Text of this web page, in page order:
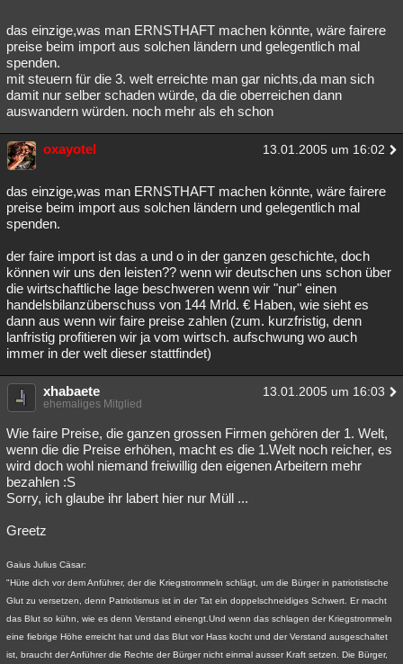
das einzige,was man ERNSTHAFT machen könnte, wäre fairere
preise beim import aus solchen ländern und gelegentlich mal
spenden.
mit steuern für die 3. welt erreichte man gar nichts,da man sich
damit nur selber schaden würde, da die oberreichen dann
auswandern würden. noch mehr als eh schon
oxayotel 13.01.2005 um 16:02
das einzige,was man ERNSTHAFT machen könnte, wäre fairere
preise beim import aus solchen ländern und gelegentlich mal
spenden.
der faire import ist das a und o in der ganzen geschichte, doch
können wir uns den leisten?? wenn wir deutschen uns schon über
die wirtschaftliche lage beschweren wenn wir "nur" einen
handelsbilanzüberschuss von 144 Mrld. € Haben, wie sieht es
dann aus wenn wir faire preise zahlen (zum. kurzfristig, denn
lanfristig profitieren wir ja vom wirtsch. aufschwung wo auch
immer in der welt dieser stattfindet)
xhabaete 13.01.2005 um 16:03
ehemaliges Mitglied
Wie faire Preise, die ganzen grossen Firmen gehören der 1. Welt,
wenn die die Preise erhöhen, macht es die 1.Welt noch reicher, es
wird doch wohl niemand freiwillig den eigenen Arbeitern mehr
bezahlen :S
Sorry, ich glaube ihr labert hier nur Müll ...
Greetz
Gaius Julius Cäsar:
"Hüte dich vor dem Anführer, der die Kriegstrommeln schlägt, um die Bürger in patriotistische
Glut zu versetzen, denn Patriotismus ist in der Tat ein doppelschneidiges Schwert. Er macht
das Blut so kühn, wie es denn Verstand einengt.Und wenn das schlagen der Kriegstrommeln
eine fiebrige Höhe erreicht hat und das Blut vor Hass kocht und der Verstand ausgeschaltet
ist, braucht der Anführer die Rechte der Bürger nicht einmal ausser Kraft setzen. Die Bürger,